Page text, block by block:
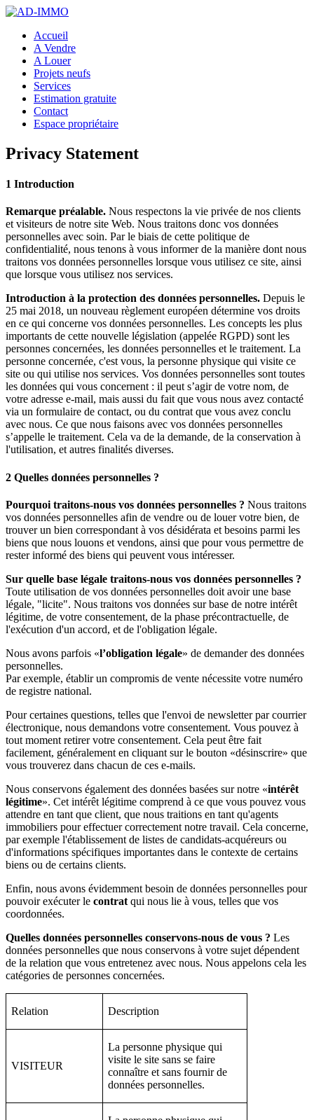
Accueil
A Vendre
A Louer
Projets neufs
Services
Estimation gratuite
Contact
Espace propriétaire
Privacy Statement
1 Introduction
Remarque préalable. Nous respectons la vie privée de nos clients
et visiteurs de notre site Web. Nous traitons donc vos données
personnelles avec soin. Par le biais de cette politique de
confidentialité, nous tenons à vous informer de la manière dont nous
traitons vos données personnelles lorsque vous utilisez ce site, ainsi
que lorsque vous utilisez nos services.
Introduction à la protection des données personnelles. Depuis le
25 mai 2018, un nouveau règlement européen détermine vos droits
en ce qui concerne vos données personnelles. Les concepts les plus
importants de cette nouvelle législation (appelée RGPD) sont les
personnes concernées, les données personnelles et le traitement. La
personne concernée, c'est vous, la personne physique qui visite ce
site ou qui utilise nos services. Vos données personnelles sont toutes
les données qui vous concernent : il peut s’agir de votre nom, de
votre adresse e-mail, mais aussi du fait que vous nous avez contacté
via un formulaire de contact, ou du contrat que vous avez conclu
avec nous. Ce que nous faisons avec vos données personnelles
s’appelle le traitement. Cela va de la demande, de la conservation à
l'utilisation, et autres finalités diverses.
2 Quelles données personnelles ?
Pourquoi traitons-nous vos données personnelles ? Nous traitons
vos données personnelles afin de vendre ou de louer votre bien, de
trouver un bien correspondant à vos désidérata et besoins parmi les
biens que nous louons et vendons, ainsi que pour vous permettre de
rester informé des biens qui peuvent vous intéresser.
Sur quelle base légale traitons-nous vos données personnelles ?
Toute utilisation de vos données personnelles doit avoir une base
légale, "licite". Nous traitons vos données sur base de notre intérêt
légitime, de votre consentement, de la phase précontractuelle, de
l'exécution d'un accord, et de l'obligation légale.
Nous avons parfois «l’obligation légale» de demander des données
personnelles.
Par exemple, établir un compromis de vente nécessite votre numéro
de registre national.
Pour certaines questions, telles que l'envoi de newsletter par courrier
électronique, nous demandons votre consentement. Vous pouvez à
tout moment retirer votre consentement. Cela peut être fait
facilement, généralement en cliquant sur le bouton «désinscrire» que
vous trouverez dans chacun de ces e-mails.
Nous conservons également des données basées sur notre «intérêt
légitime». Cet intérêt légitime comprend à ce que vous pouvez vous
attendre en tant que client, que nous traitions en tant qu'agents
immobiliers pour effectuer correctement notre travail. Cela concerne,
par exemple l'établissement de listes de candidats-acquéreurs ou
d'informations spécifiques importantes dans le contexte de certains
biens ou de certains clients.
Enfin, nous avons évidemment besoin de données personnelles pour
pouvoir exécuter le contrat qui nous lie à vous, telles que vos
coordonnées.
Quelles données personnelles conservons-nous de vous ? Les
données personnelles que nous conservons à votre sujet dépendent
de la relation que vous entretenez avec nous. Nous appelons cela les
catégories de personnes concernées.
Relation Description
VISITEUR
La personne physique qui
visite le site sans se faire
connaître et sans fournir de
données personnelles.